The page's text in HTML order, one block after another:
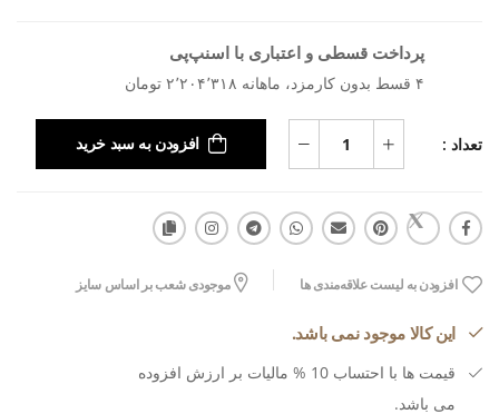
پرداخت قسطی و اعتباری با اسنپ‌پی
۴ قسط بدون کارمزد، ماهانه ۲٬۲۰۴٬۳۱۸ تومان
تعداد : افزودن به سبد خرید
افزودن به لیست علاقه‌مندی ها موجودی شعب بر اساس سایز
این کالا موجود نمی باشد.
قیمت ها با احتساب 10 % مالیات بر ارزش افزوده
می باشد.